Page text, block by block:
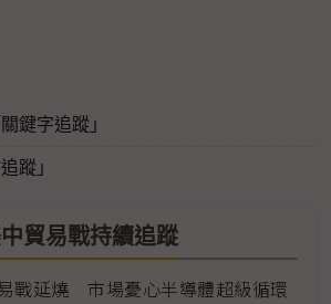
鍵字追蹤」
蹤」
貿易戰持續追蹤
戰延燒 市場憂心半導體超級循環